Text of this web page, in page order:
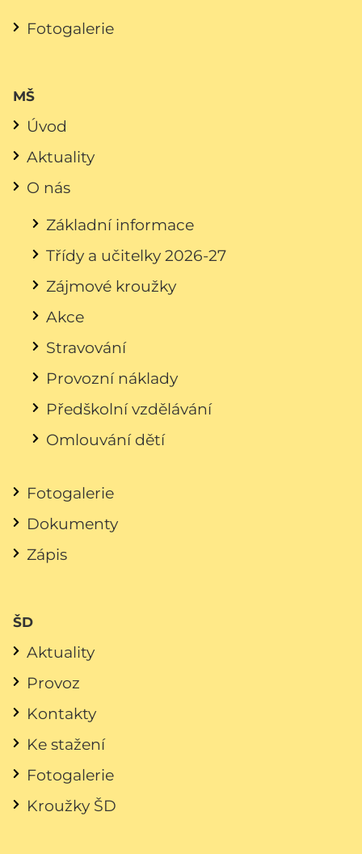
Fotogalerie
MŠ
Úvod
Aktuality
O nás
Základní informace
Třídy a učitelky 2026-27
Zájmové kroužky
Akce
Stravování
Provozní náklady
Předškolní vzdělávání
Omlouvání dětí
Fotogalerie
Dokumenty
Zápis
ŠD
Aktuality
Provoz
Kontakty
Ke stažení
Fotogalerie
Kroužky ŠD